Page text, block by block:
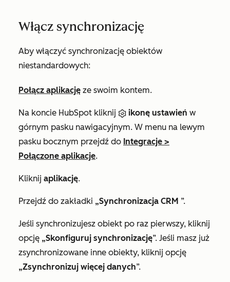
Włącz synchronizację
Aby włączyć synchronizację obiektów
niestandardowych:
Połącz aplikację ze swoim kontem.
Na koncie HubSpot kliknij ikonę ustawień w
górnym pasku nawigacyjnym. W menu na lewym
pasku bocznym przejdź do Integracje >
Połączone aplikacje.
Kliknij aplikację.
Przejdź do zakładki „Synchronizacja CRM ”.
Jeśli synchronizujesz obiekt po raz pierwszy, kliknij
opcję „Skonfiguruj synchronizację”. Jeśli masz już
zsynchronizowane inne obiekty, kliknij opcję
„Zsynchronizuj więcej danych”.